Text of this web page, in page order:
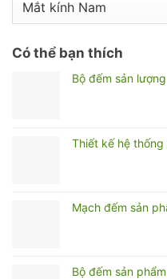
Có thể bạn thích
Bộ đếm sản lượng
Thiết kế hệ thống
Mạch đếm sản
Bộ đếm sản